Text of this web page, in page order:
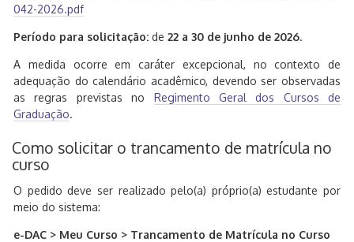
042-2026.pdf
Período para solicitação: de 22 a 30 de junho de 2026.
A medida ocorre em caráter excepcional, no contexto de
adequação do calendário acadêmico, devendo ser observadas
as regras previstas no Regimento Geral dos Cursos de
Graduação.
Como solicitar o trancamento de matrícula no
curso
O pedido deve ser realizado pelo(a) próprio(a) estudante por
meio do sistema:
e-DAC > Meu Curso > Trancamento de Matrícula no Curso